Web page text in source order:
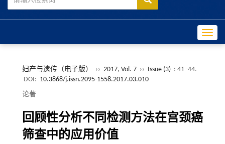
妇产与遗传（电子版） ›› 2017, Vol. 7 ›› Issue (3) : 41 -44.
DOI: 10.3868/j.issn.2095-1558.2017.03.010
论著
回顾性分析不同检测方法在宫颈癌
筛查中的应用价值